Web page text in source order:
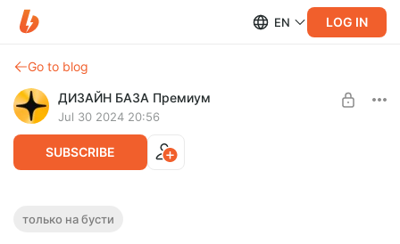
EN LOG IN
Go to blog
ДИЗАЙН БАЗА Премиум
Jul 30 2024 20:56
SUBSCRIBE
Как я стал дизайнером
только на бусти